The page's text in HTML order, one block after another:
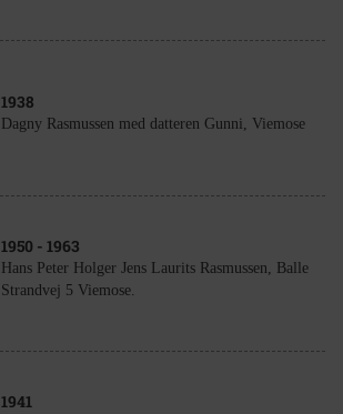
1938
Dagny Rasmussen med datteren Gunni, Viemose
1950 - 1963
Hans Peter Holger Jens Laurits Rasmussen, Balle
Strandvej 5 Viemose.
1941